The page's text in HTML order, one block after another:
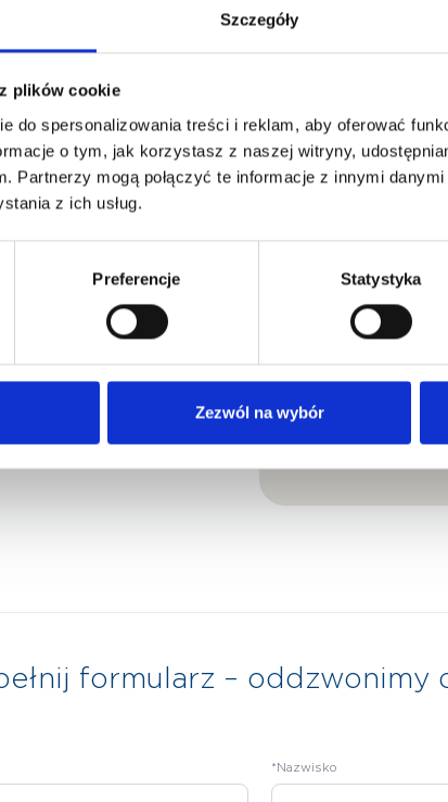
Szczegóły
plików cookie
do spersonalizowania treści i reklam, aby oferować
o tym, jak korzystasz z naszej witryny,
Partnerzy mogą połączyć te informacje z innymi
z ich usług.
Preferencje Statystyka
Zezwól na wybór
formularz – oddzwonimy
*Nazwisko